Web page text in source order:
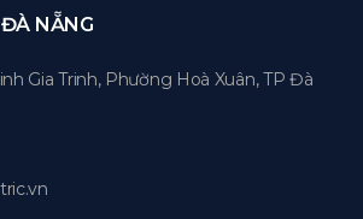
NẴNG
Gia Trinh, Phường Hoà Xuân, TP Đà